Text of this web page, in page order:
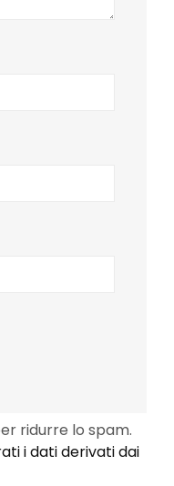
ridurre lo spam.
i dati derivati dai